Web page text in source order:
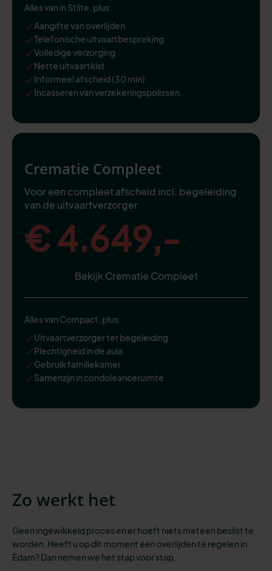
Alles van in Stilte, plus:
Aangifte van overlijden
Telefonische uitvaartbespreking
Volledige verzorging
Nette uitvaartkist
Informeel afscheid (30 min)
Incasseren van verzekeringspolissen
Crematie Compleet
Voor een compleet afscheid incl. begeleiding
van de uitvaartverzorger.
€ 4.649,-
Bekijk Crematie Compleet
Alles van Compact, plus:
Uitvaartverzorger ter begeleiding
Plechtigheid in de aula
Gebruik familiekamer
Samenzijn in condoleanceruimte
Zo werkt het
Geen ingewikkeld proces en er hoeft niets meteen beslist te
worden. Heeft u op dit moment een overlijden te regelen in
Edam? Dan nemen we het stap voor stap.